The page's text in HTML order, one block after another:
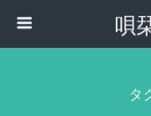
唄
タ